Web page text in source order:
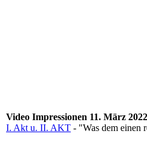
Video Impressionen 11. März
I. Akt u. II. AKT - "Was dem einen